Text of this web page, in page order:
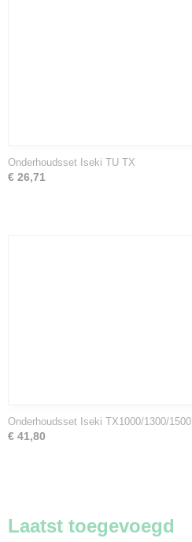
Onderhoudsset Iseki TU TX
€ 26,71
Onderhoudsset Iseki TX1000/1300/1500
€ 41,80
Laatst toegevoegd